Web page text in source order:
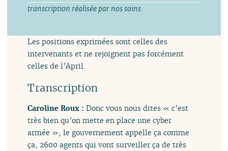
transcription réalisée par nos soins.
Les positions exprimées sont celles des
intervenants et ne rejoignent pas forcément
celles de l’April.
Transcription
Caroline Roux : Donc vous nous dites « c’est
très bien qu’on mette en place une cyber
armée », le gouvernement appelle ça comme
ça, 2600 agents qui vont surveiller ça de très